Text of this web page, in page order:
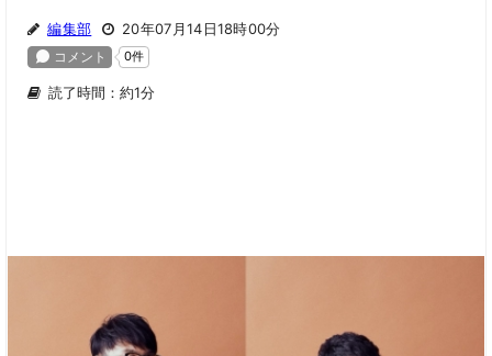
編集部 20年07月14日18時00分
読了時間：約1分